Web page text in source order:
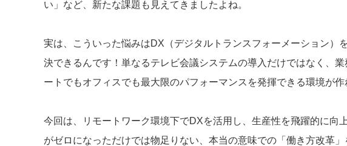
い」など、新たな課題も見えてきましたよね。
実は、こういった悩みはDX（デジタルトランスフォーメーション）
決できるんです！単なるテレビ会議システムの導入だけではなく、
ートでもオフィスでも最大限のパフォーマンスを発揮できる環境が作
今回は、リモートワーク環境下でDXを活用し、生産性を飛躍的に向
がゼロになっただけでは物足りない、本当の意味での「働き方改革